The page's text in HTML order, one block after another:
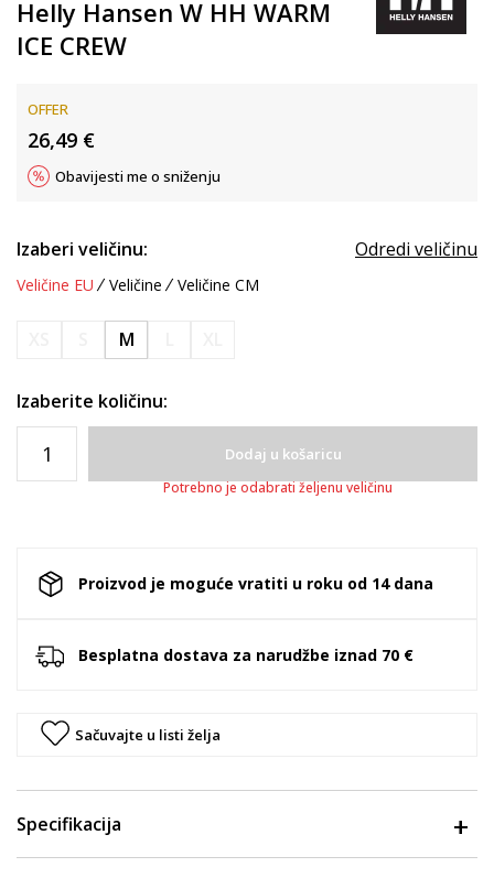
Helly Hansen W HH WARM
ICE CREW
OFFER
26,49 €
Obavijesti me o sniženju
Izaberi veličinu: Odredi veličinu
Veličine EU Veličine Veličine CM
M
Izaberite količinu:
Dodaj u košaricu
Potrebno je odabrati željenu veličinu
Proizvod je moguće vratiti u roku od 14 dana
Besplatna dostava za narudžbe iznad 70 €
Sačuvajte u listi želja
Specifikacija